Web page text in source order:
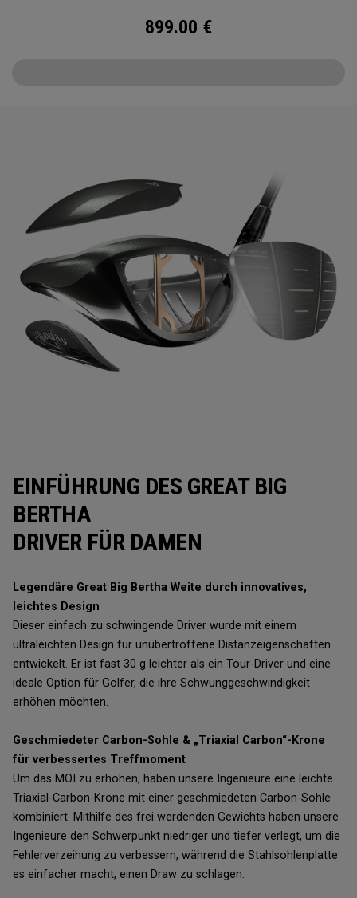
899.00 €
EINFÜHRUNG DES GREAT BIG
BERTHA
DRIVER FÜR DAMEN
Legendäre Great Big Bertha Weite durch innovatives,
leichtes Design
Dieser einfach zu schwingende Driver wurde mit einem
ultraleichten Design für unübertroffene Distanzeigenschaften
entwickelt. Er ist fast 30 g leichter als ein Tour-Driver und eine
ideale Option für Golfer, die ihre Schwunggeschwindigkeit
erhöhen möchten.
Geschmiedeter Carbon-Sohle & „Triaxial Carbon“-Krone
für verbessertes Treffmoment
Um das MOI zu erhöhen, haben unsere Ingenieure eine leichte
Triaxial-Carbon-Krone mit einer geschmiedeten Carbon-Sohle
kombiniert. Mithilfe des frei werdenden Gewichts haben unsere
Ingenieure den Schwerpunkt niedriger und tiefer verlegt, um die
Fehlerverzeihung zu verbessern, während die Stahlsohlenplatte
es einfacher macht, einen Draw zu schlagen.